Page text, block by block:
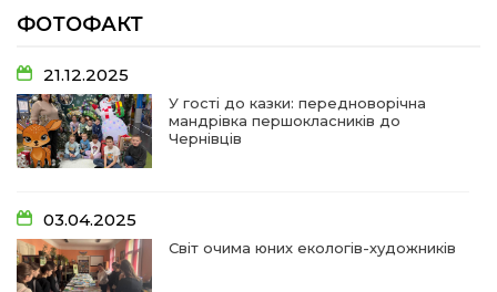
10 лип
13:30
06 лип
Від прикордонної застави до Донбасу:
14:18
01 лип
09:31 Творчі підсумки юних художників
ФОТОФАКТ
21.12.2025
У гості до казки: передноворічна
мандрівка першокласників до
Чернівців
03.04.2025
Світ очима юних екологів-художників